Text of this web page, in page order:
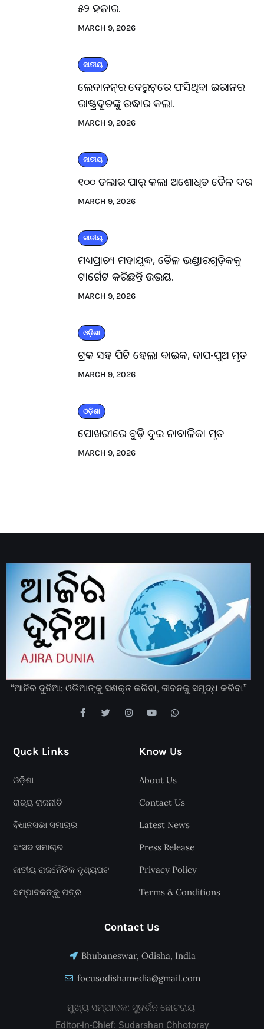
୫୨ ହଜାର.
MARCH 9, 2026
ଜାତୀୟ
ଲେବାନନ୍‌ର ବେରୁଟ୍‌ରେ ଫସିଥିବା ଇରାନର
ରାଷ୍ଟ୍ରଦୂତଙ୍କୁ ଉଦ୍ଧାର କଲା.
MARCH 9, 2026
ଜାତୀୟ
୧୦୦ ଡଲାର ପାର୍ କଲା ଅଶୋଧିତ ତୈଳ ଦର
MARCH 9, 2026
ଜାତୀୟ
ମଧ୍ୟପ୍ରାଚ୍ୟ ମହାଯୁଦ୍ଧ, ତୈଳ ଭଣ୍ଡାରଗୁଡ଼ିକକୁ
ଟାର୍ଗେଟ କରିଛନ୍ତି ଉଭୟ.
MARCH 9, 2026
ଓଡ଼ିଶା
ଟ୍ରକ ସହ ପିଟି ହେଲା ବାଇକ, ବାପ-ପୁଅ ମୃତ
MARCH 9, 2026
ଓଡ଼ିଶା
ପୋଖରୀରେ ବୁଡ଼ି ଦୁଇ ନାବାଳିକା ମୃତ
MARCH 9, 2026
“ଆଜିର ଦୁନିଆ: ଓଡିଆଙ୍କୁ ସଶକ୍ତ କରିବା, ଜୀବନକୁ ସମୃଦ୍ଧ କରିବା”
Quck Links
ଓଡ଼ିଶା
ରାଜ୍ୟ ରାଜନୀତି
ବିଧାନସଭା ସମାଚାର
ସଂସଦ ସମାଚାର
ଜାତୀୟ ରାଜନୈତିକ ଦୃଶ୍ୟପଟ
ସମ୍ପାଦକଙ୍କୁ ପତ୍ର
Know Us
About Us
Contact Us
Latest News
Press Release
Privacy Policy
Terms & Conditions
Contact Us
Bhubaneswar, Odisha, India
focusodishamedia@gmail.com
ମୁଖ୍ୟ ସମ୍ପାଦକ: ସୁଦର୍ଶନ ଛୋଟରାୟ
Editor-in-Chief: Sudarshan Chhotoray